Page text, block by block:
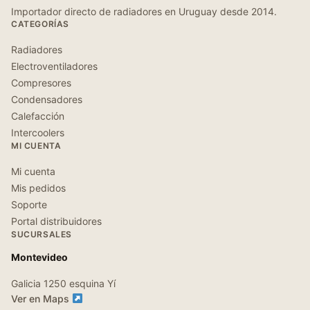
Importador directo de radiadores en Uruguay desde 2014.
CATEGORÍAS
Radiadores
Electroventiladores
Compresores
Condensadores
Calefacción
Intercoolers
MI CUENTA
Mi cuenta
Mis pedidos
Soporte
Portal distribuidores
SUCURSALES
Montevideo
Galicia 1250 esquina Yí
Ver en Maps